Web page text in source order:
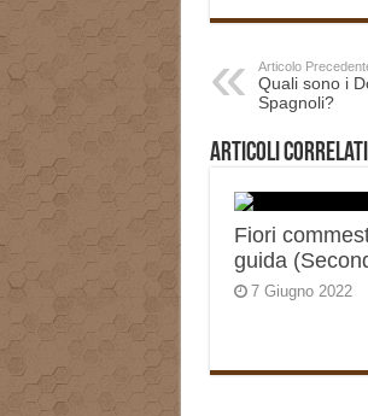
Articolo
Quali sono i
Spagnoli?
Articoli correlati
Fiori
guida
7 Giugno 2022